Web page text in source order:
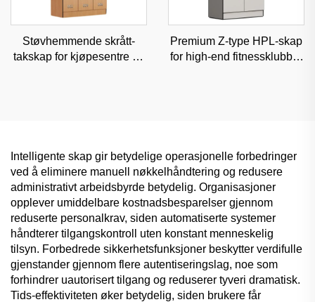
Støvhemmende skrått-
takskap for kjøpesentre og
Premium Z-type HPL-skap
for high-end fitnessklubber
Intelligente skap gir betydelige operasjonelle forbedringer
ved å eliminere manuell nøkkelhåndtering og redusere
administrativt arbeidsbyrde betydelig. Organisasjoner
opplever umiddelbare kostnadsbesparelser gjennom
reduserte personalkrav, siden automatiserte systemer
håndterer tilgangskontroll uten konstant menneskelig
tilsyn. Forbedrede sikkerhetsfunksjoner beskytter verdifulle
gjenstander gjennom flere autentiseringslag, noe som
forhindrer uautorisert tilgang og reduserer tyveri dramatisk.
Tids-effektiviteten øker betydelig, siden brukere får